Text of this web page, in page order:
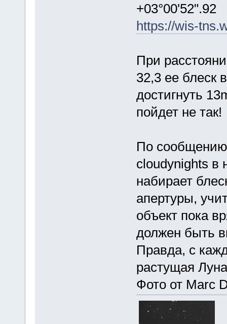
+03°00'52".92
https://wis-
При
32,3 ее блеск
достигнуть
пойдет не
По
cloudynights в
набирает
апертуры,
объект пока
должен быть
Правда, с
растущая
Фото от Marc